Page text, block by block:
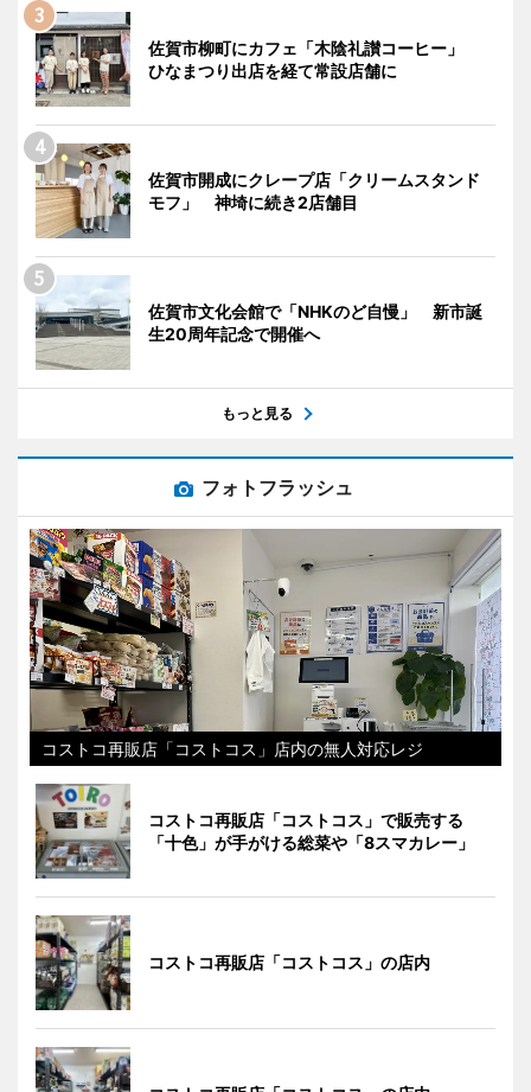
佐賀市柳町にカフェ「木陰礼讃コーヒー」
ひなまつり出店を経て常設店舗に
佐賀市開成にクレープ店「クリームスタンド
モフ」 神埼に続き2店舗目
佐賀市文化会館で「NHKのど自慢」 新市誕
生20周年記念で開催へ
もっと見る
フォトフラッシュ
コストコ再販店「コストコス」店内の無人対応レジ
コストコ再販店「コストコス」で販売する
「十色」が手がける総菜や「8スマカレー」
コストコ再販店「コストコス」の店内